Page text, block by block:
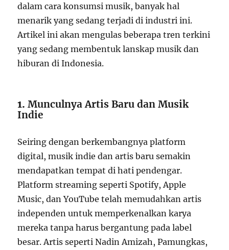
dalam cara konsumsi musik, banyak hal
menarik yang sedang terjadi di industri ini.
Artikel ini akan mengulas beberapa tren terkini
yang sedang membentuk lanskap musik dan
hiburan di Indonesia.
1.Munculnya Artis Baru dan Musik
Indie
Seiring dengan berkembangnya platform
digital, musik indie dan artis baru semakin
mendapatkan tempat di hati pendengar.
Platform streaming seperti Spotify, Apple
Music, dan YouTube telah memudahkan artis
independen untuk memperkenalkan karya
mereka tanpa harus bergantung pada label
besar. Artis seperti Nadin Amizah, Pamungkas,